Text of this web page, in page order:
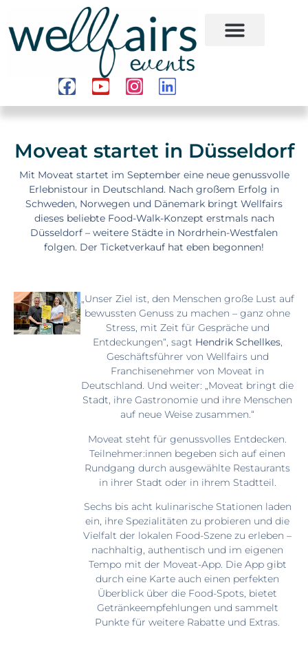
Moveat startet in Düsseldorf
Mit Moveat startet im September eine neue genussvolle
Erlebnistour in Deutschland. Nach großem Erfolg in
Schweden, Norwegen und Dänemark bringt Wellfairs
dieses beliebte Food-Walk-Konzept erstmals nach
Düsseldorf – weitere Städte in Nordrhein-Westfalen
folgen. Der Ticketverkauf hat eben begonnen!
„Unser Ziel ist, den Menschen große Lust auf
bewussten Genuss zu machen – ganz ohne
Stress, mit Zeit für Gespräche und
Entdeckungen“, sagt Hendrik Schellkes,
Geschäftsführer von Wellfairs und
Franchisenehmer von Moveat in
Deutschland. Und weiter: „Moveat bringt die
Stadt, ihre Gastronomie und ihre Menschen
auf neue Weise zusammen.“
Moveat steht für genussvolles Entdecken.
Teilnehmer:innen begeben sich auf einen
Rundgang durch ausgewählte Restaurants
in ihrer Stadt oder in ihrem Stadtteil.
Sechs bis acht kulinarische Stationen laden
ein, ihre Spezialitäten zu probieren und die
Vielfalt der lokalen Food-Szene zu erleben –
nachhaltig, authentisch und im eigenen
Tempo mit der Moveat-App. Die App gibt
durch eine Karte auch einen perfekten
Überblick über die Food-Spots, bietet
Getränkeempfehlungen und sammelt
Punkte für weitere Rabatte und Extras.